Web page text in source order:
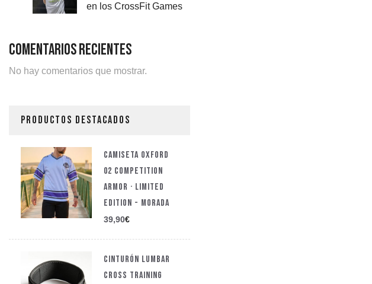
en los CrossFit Games
Comentarios Recientes
No hay comentarios que mostrar.
PRODUCTOS DESTACADOS
CAMISETA OXFORD
02 COMPETITION
ARMOR · LIMITED
EDITION - MORADA
39,90€
CINTURÓN LUMBAR
CROSS TRAINING